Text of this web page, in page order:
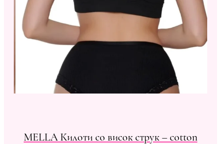
MELLA Килоти со висок струк – cotton